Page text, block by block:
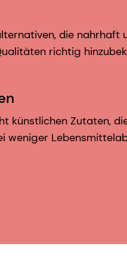
die nahrhaft
richtig
künstlichen Zutaten,